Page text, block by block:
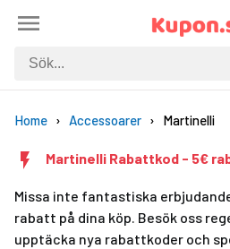
Home Accessoarer Martinelli
Martinelli Rabattkod - 5€
Missa inte fantastiska
rabatt på dina köp. Besök oss
upptäcka nya rabattkoder och